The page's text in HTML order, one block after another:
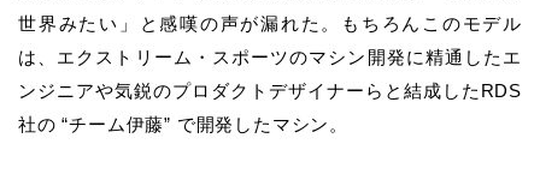
世界みたい」と感嘆の声が漏れた。もちろんこのモデル
は、エクストリーム・スポーツのマシン開発に精通したエ
ンジニアや気鋭のプロダクトデザイナーらと結成した RDS
社の “チーム伊藤” で開発したマシン。